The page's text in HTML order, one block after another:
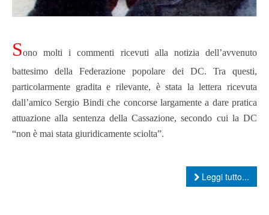
Sono molti i commenti ricevuti alla notizia dell’avvenuto
battesimo della Federazione popolare dei DC. Tra questi,
particolarmente gradita e rilevante, è stata la lettera ricevuta
dall’amico Sergio Bindi che concorse largamente a dare pratica
attuazione alla sentenza della Cassazione, secondo cui la DC
“non è mai stata giuridicamente sciolta”.
Leggi tutto...